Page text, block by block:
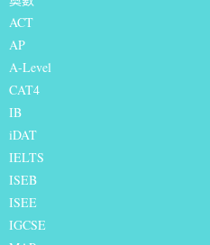
ACT
AP
A-Level
CAT4
IB
iDAT
IELTS
ISEB
ISEE
IGCSE